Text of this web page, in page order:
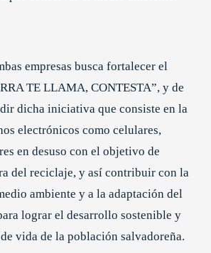
empresas busca fortalecer el
TE LLAMA, CONTESTA”, y de
dicha iniciativa que consiste en la
electrónicos como celulares,
en desuso con el objetivo de
del reciclaje, y así contribuir con la
ambiente y a la adaptación del
lograr el desarrollo sostenible y
vida de la población salvadoreña.